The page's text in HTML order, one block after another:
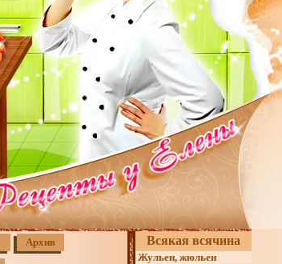
Архив Всякая всячина
Жульен, жюльен